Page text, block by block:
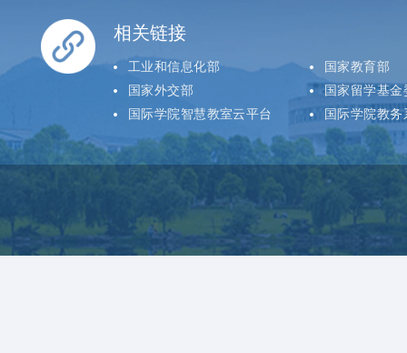
相关链接
工业和信息化部
国家教育部
国家外交部
国家留学基金
国际学院智慧教室云平台
国际学院教务